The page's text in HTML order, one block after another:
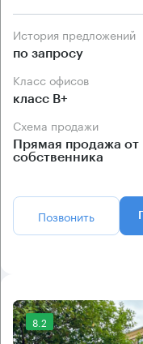
История предложений
по запросу
Класс офисов
класс B+
Схема продажи
Прямая продажа от
собственника
Позвонить
8.2